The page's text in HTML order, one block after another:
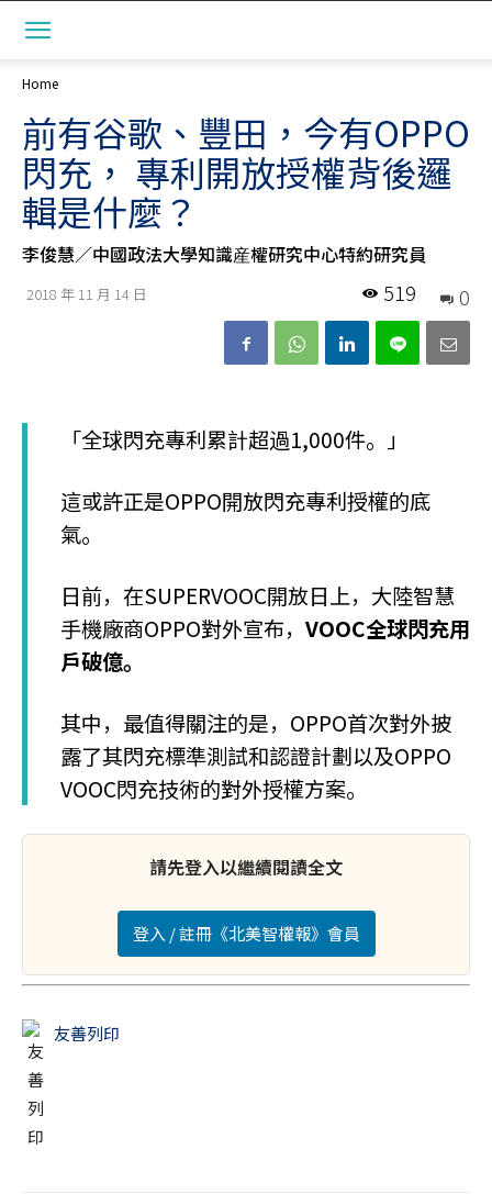
Home
前有谷歌、豐田，今有OPPO
閃充， 專利開放授權背後邏
輯是什麼？
李俊慧／中國政法大學知識産權研究中心特約研究員
2018 年 11 月 14 日 0
519
「全球閃充專利累計超過1,000件。」
這或許正是OPPO開放閃充專利授權的底
氣。
日前，在SUPERVOOC開放日上，大陸智慧
手機廠商OPPO對外宣布， VOOC全球閃充用
戶破億。
其中，最值得關注的是，OPPO首次對外披
露了其閃充標準測試和認證計劃以及OPPO
VOOC閃充技術的對外授權方案。
請先登入以繼續閱讀全文
登入 / 註冊《北美智權報》會員
友善列印